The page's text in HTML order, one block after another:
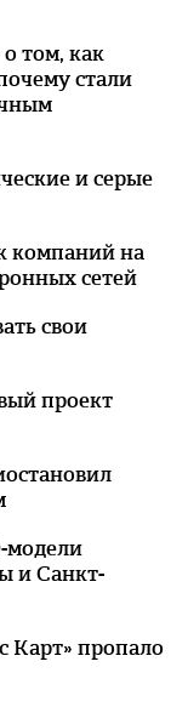
том, как
стали
и серые
компаний на
сетей
свои
проект
модели
и Санкт-
Карт» пропало